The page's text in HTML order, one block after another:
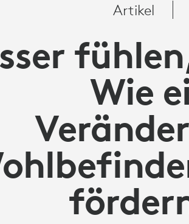
Artikel
Wie